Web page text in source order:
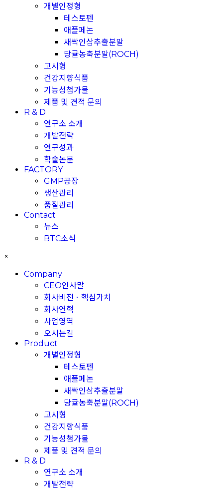
개별인정형
테스토펜
애플페논
새싹인삼추출분말
당귤농축분말(ROCH)
고시형
건강지향식품
기능성첨가물
제품 및 견적 문의
R & D
연구소 소개
개발전략
연구성과
학술논문
FACTORY
GMP공장
생산관리
품질관리
Contact
뉴스
BTC소식
×
Company
CEO인사말
회사비전ㆍ핵심가치
회사연혁
사업영역
오시는길
Product
개별인정형
테스토펜
애플페논
새싹인삼추출분말
당귤농축분말(ROCH)
고시형
건강지향식품
기능성첨가물
제품 및 견적 문의
R & D
연구소 소개
개발전략